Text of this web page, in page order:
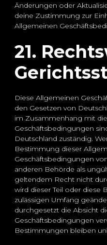
Änderungen oder
deine Zustimmung zur
Allgemeinen
21.
Diese Allgemeinen
den Gesetzen von
im Zusammenhang mit
Geschäftsbedingungen
Deutschland zuständig.
Bestimmung dieser
Geschäftsbedingungen
anderen Behörde als
geltendem Recht nicht
wird dieser Teil oder diese
zulässigen Umfang
durchgesetzt die Absicht
Geschäftsbedingungen
Bestimmungen bleiben